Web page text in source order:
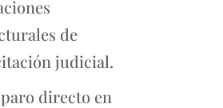
de
judicial.
directo en